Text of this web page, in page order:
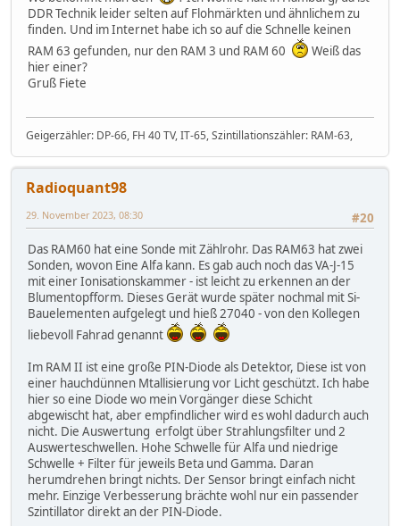
http://www.rwd-mb3.de/ftechnik/pages/ram63.htm
Wenn Du großes Glück hast, sind beiden Sonden noch
in der Kiste (die knapp 15Kg wiegt)
selten verschickt auf Grund des Gewichtes. Die Geräte
sind bei "Kleinanzeigen" eher zu finden, als bei ebay.
Auch auf Flohmärkten in MeckPomm habe ich die ZV
Ausführung schon gesehen
Farbe und in der Ausführung ZV (Zivilverteidigung) der
Da die Bedienung etwas "Grips" erfordert und man ein
analoges Messgerät ablesen muss, sind die Geräte
eher nichts für "schnell mal einen Messwert an einer
Digitalanzeige ablesen".
DDR Technik leider selten auf Flohmärkten und ähnlichem zu
finden. Und im Internet habe ich so auf die Schnelle keinen
RAM 63 gefunden, nur den RAM 3 und RAM 60
Weiß das
hier einer?
Gruß Fiete
Geigerzähler: DP-66, FH 40 TV, IT-65, Szintillationszähler: RAM-63,
Radioquant98
#20
29. November 2023, 08:30
Das RAM60 hat eine Sonde mit Zählrohr. Das RAM63 hat zwei
Sonden, wovon Eine Alfa kann. Es gab auch noch das VA-J-15
mit einer Ionisationskammer - ist leicht zu erkennen an der
Blumentopfform. Dieses Gerät wurde später nochmal mit Si-
Bauelementen aufgelegt und hieß 27040 - von den Kollegen
liebevoll Fahrad genannt
Im RAM II ist eine große PIN-Diode als Detektor, Diese ist von
einer hauchdünnen Mtallisierung vor Licht geschützt. Ich habe
hier so eine Diode wo mein Vorgänger diese Schicht
abgewischt hat, aber empfindlicher wird es wohl dadurch auch
nicht. Die Auswertung erfolgt über Strahlungsfilter und 2
Auswerteschwellen. Hohe Schwelle für Alfa und niedrige
Schwelle + Filter für jeweils Beta und Gamma. Daran
herumdrehen bringt nichts. Der Sensor bringt einfach nicht
mehr. Einzige Verbesserung brächte wohl nur ein passender
Szintillator direkt an der PIN-Diode.